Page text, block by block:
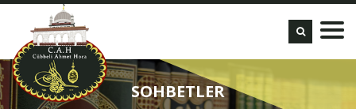
SOHBETLER